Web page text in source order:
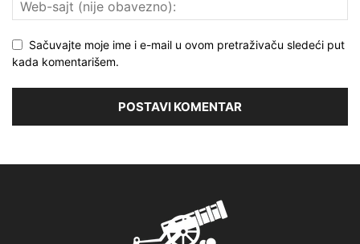
Sačuvajte moje ime i e-mail u ovom pretraživaču sledeći put
kada komentarišem.